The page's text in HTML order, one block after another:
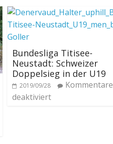
Bundesliga Titisee-
Neustadt: Schweizer
Doppelsieg in der U19
2019/09/28
Kommentare
deaktiviert